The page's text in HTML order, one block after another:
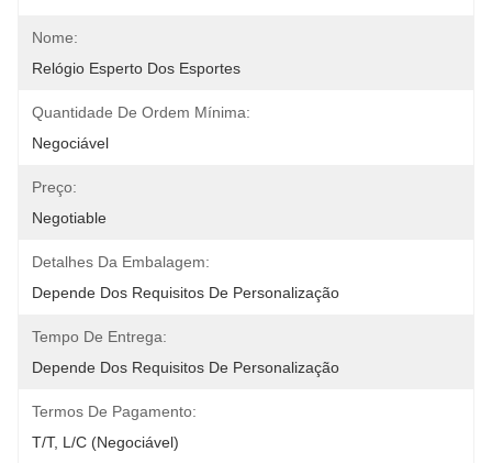
Nome:
Relógio Esperto Dos Esportes
Quantidade De Ordem Mínima:
Negociável
Preço:
Negotiable
Detalhes Da Embalagem:
Depende Dos Requisitos De Personalização
Tempo De Entrega:
Depende Dos Requisitos De Personalização
Termos De Pagamento:
T/T, L/C (negociável)